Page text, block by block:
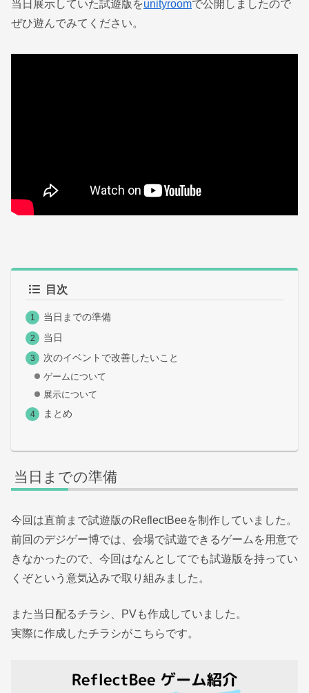
当日展示していた試遊版をunityroomで公開しましたので
ぜひ遊んでみてください。
目次
当日までの準備
当日
次のイベントで改善したいこと
ゲームについて
展示について
まとめ
当日までの準備
今回は直前まで試遊版のReflectBeeを制作していました。
前回のデジゲー博では、会場で試遊できるゲームを用意で
きなかったので、今回はなんとしてでも試遊版を持ってい
くぞという意気込みで取り組みました。
また当日配るチラシ、PVも作成していました。
実際に作成したチラシがこちらです。